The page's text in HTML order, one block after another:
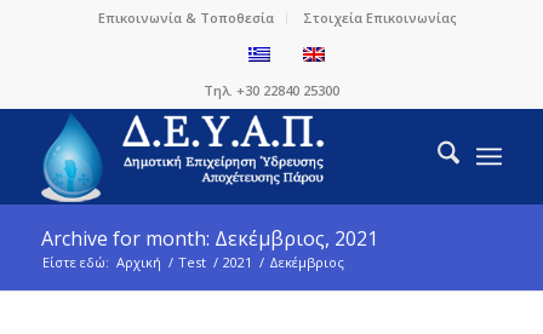
Επικοινωνία & Τοποθεσία Στοιχεία Επικοινωνίας
Τηλ. +30 22840 25300
Archive for month: Δεκέμβριος, 2021
Είστε εδώ: Αρχική / Test / 2021 / Δεκέμβριος